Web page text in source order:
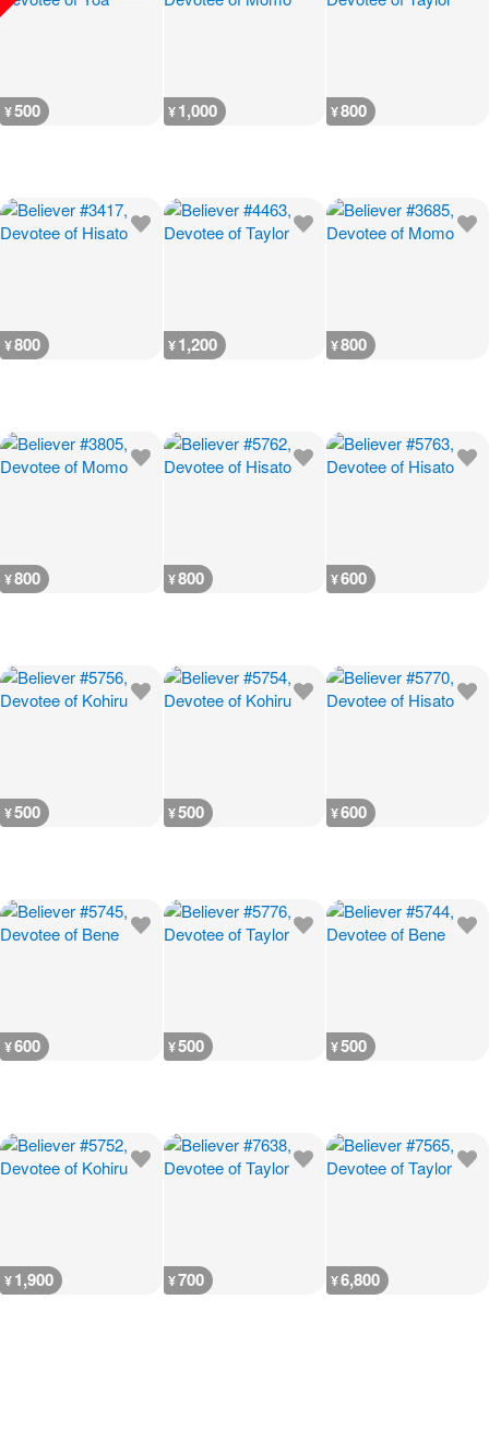
¥500 ¥1,000 ¥800
¥800 ¥1,200 ¥800
¥800 ¥800 ¥600
¥500 ¥500 ¥600
¥600 ¥500 ¥500
¥1,900 ¥700 ¥6,800